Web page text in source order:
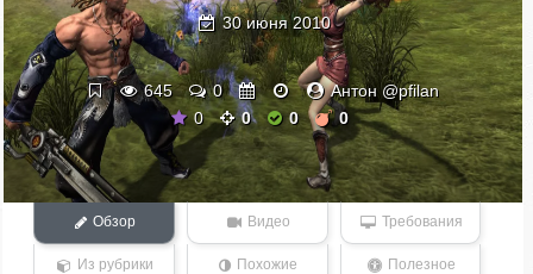
30 июня 2010
645 0
Антон @pfilan
0
0 0 0
Обзор Видео Требования
Из рубрики Похожие Полезное